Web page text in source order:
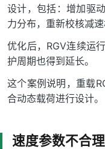
设计，包括：增加驱
力分布，重新校核减速
优化后，RGV连续运
护周期也得到延长。
这个案例说明，重载
合动态载荷进行设计。
速度参数不合